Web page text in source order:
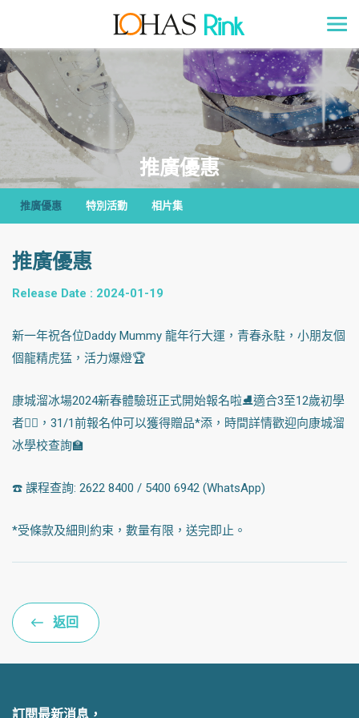
推廣優惠
推廣優惠 特別活動 相片集
推廣優惠
Release Date : 2024-01-19
新一年祝各位Daddy Mummy 龍年行大運，青春永駐，小朋友個
個龍精虎猛，活力爆燈🏆
康城溜冰場2024新春體驗班正式開始報名啦⛸️適合3至12歲初學
者👍🏻，31/1前報名仲可以獲得贈品*添，時間詳情歡迎向康城溜
冰學校查詢🏫
☎️ 課程查詢: 2622 8400 / 5400 6942 (WhatsApp)
*受條款及細則約束，數量有限，送完即止。
返回